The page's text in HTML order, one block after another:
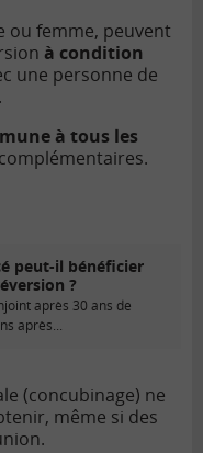
ou femme, peuvent
à condition
une personne de
à tous les
peut-il bénéficier
?
après 30 ans de
après...
(concubinage) ne
même si des